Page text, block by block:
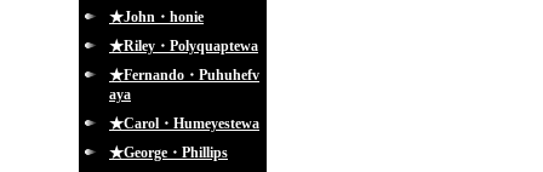
★John・honie
★Riley・Polyquaptewa
★Fernando・Puhuhefv
aya
★Carol・Humeyestewa
★George・Phillips